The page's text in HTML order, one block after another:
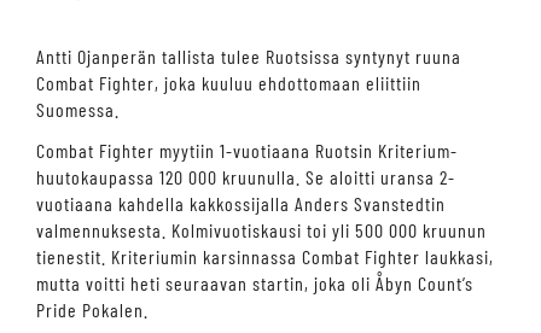
Antti Ojanperän tallista tulee Ruotsissa syntynyt ruuna
Combat Fighter, joka kuuluu ehdottomaan eliittiin
Suomessa.
Combat Fighter myytiin 1-vuotiaana Ruotsin Kriterium-
huutokaupassa 120 000 kruunulla. Se aloitti uransa 2-
vuotiaana kahdella kakkossijalla Anders Svanstedtin
valmennuksesta. Kolmivuotiskausi toi yli 500 000 kruunun
tienestit. Kriteriumin karsinnassa Combat Fighter laukkasi,
mutta voitti heti seuraavan startin, joka oli Åbyn Count’s
Pride Pokalen.